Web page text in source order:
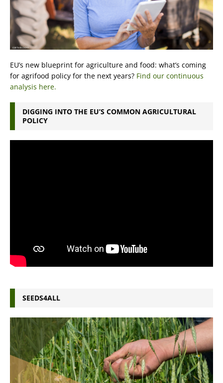
EU’s new blueprint for agriculture and food: what’s coming
for agrifood policy for the next years? Find our continuous
analysis here.
DIGGING INTO THE EU’S COMMON AGRICULTURAL
POLICY
SEEDS4ALL